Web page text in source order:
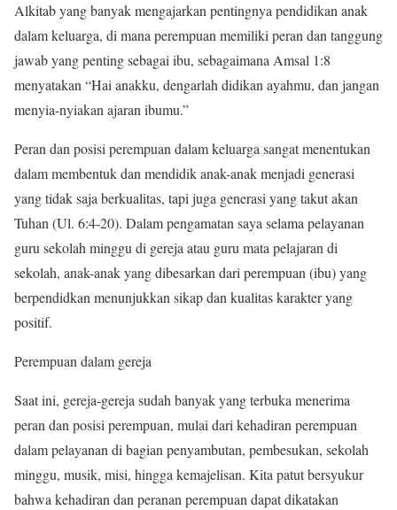
Alkitab yang banyak mengajarkan pentingnya pendidikan anak
dalam keluarga, di mana perempuan memiliki peran dan tanggung
jawab yang penting sebagai ibu, sebagaimana Amsal 1:8
menyatakan “Hai anakku, dengarlah didikan ayahmu, dan jangan
menyia-nyiakan ajaran ibumu.”
Peran dan posisi perempuan dalam keluarga sangat menentukan
dalam membentuk dan mendidik anak-anak menjadi generasi
yang tidak saja berkualitas, tapi juga generasi yang takut akan
Tuhan (Ul. 6:4-20). Dalam pengamatan saya selama pelayanan
guru sekolah minggu di gereja atau guru mata pelajaran di
sekolah, anak-anak yang dibesarkan dari perempuan (ibu) yang
berpendidkan menunjukkan sikap dan kualitas karakter yang
positif.
Perempuan dalam gereja
Saat ini, gereja-gereja sudah banyak yang terbuka menerima
peran dan posisi perempuan, mulai dari kehadiran perempuan
dalam pelayanan di bagian penyambutan, pembesukan, sekolah
minggu, musik, misi, hingga kemajelisan. Kita patut bersyukur
bahwa kehadiran dan peranan perempuan dapat dikatakan